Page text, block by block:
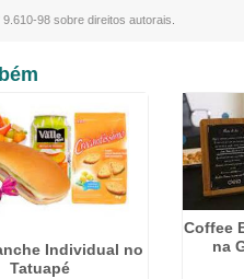
9.610-98 sobre direitos autorais
Individual no
Tatuapé
Coffee
na